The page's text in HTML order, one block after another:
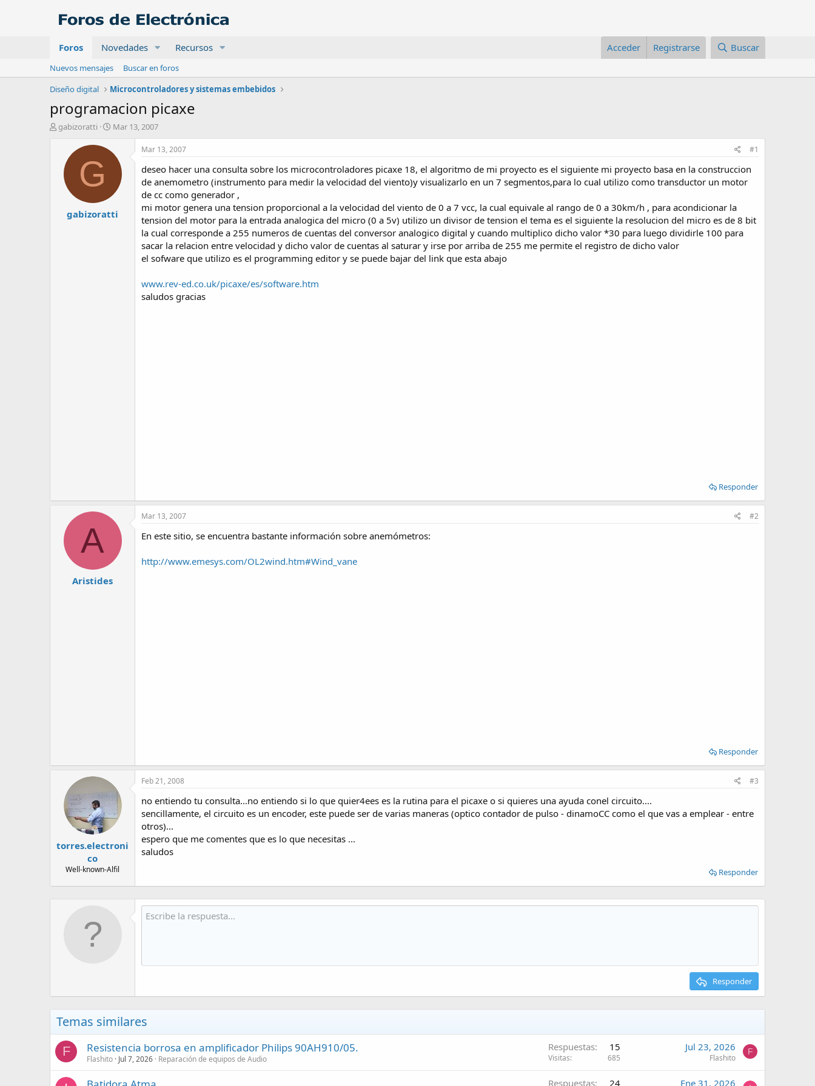
Foros Novedades Recursos Acceder Registrarse Buscar
Nuevos mensajes
Buscar en foros
Diseño digital
Microcontroladores y sistemas embebidos
programacion picaxe
A
gabizoratti
F
h
e
n
Mar 13, 2007
G
gabizoratti
Mar 13, 2007 #1
deseo hacer una consulta sobre los microcontroladores picaxe 18, el algoritmo de mi proyecto es el siguiente mi proyecto basa en la construccion
de anemometro (instrumento para medir la velocidad del viento)y visualizarlo en un 7 segmentos,para lo cual utilizo como transductor un motor
de cc como generador ,
mi motor genera una tension proporcional a la velocidad del viento de 0 a 7 vcc, la cual equivale al rango de 0 a 30km/h , para acondicionar la
tension del motor para la entrada analogica del micro (0 a 5v) utilizo un divisor de tension el tema es el siguiente la resolucion del micro es de 8 bit
la cual corresponde a 255 numeros de cuentas del conversor analogico digital y cuando multiplico dicho valor *30 para luego dividirle 100 para
sacar la relacion entre velocidad y dicho valor de cuentas al saturar y irse por arriba de 255 me permite el registro de dicho valor
el sofware que utilizo es el programming editor y se puede bajar del link que esta abajo
www.rev-ed.co.uk/picaxe/es/software.htm
saludos gracias
Responder
A
Aristides
Mar 13, 2007 #2
En este sitio, se encuentra bastante información sobre anemómetros:
http://www.emesys.com/OL2wind.htm#Wind_vane
Responder
torres.electroni
co
Well-known-Alfil
Feb 21, 2008 #3
no entiendo tu consulta...no entiendo si lo que quier4ees es la rutina para el picaxe o si quieres una ayuda conel circuito....
sencillamente, el circuito es un encoder, este puede ser de varias maneras (optico contador de pulso - dinamoCC como el que vas a emplear - entre
otros)...
espero que me comentes que es lo que necesitas ...
saludos
Responder
Responder
Temas similares
F Resistencia borrosa en amplificador Philips 90AH910/05.
Flashito Jul 7, 2026 Reparación de equipos de Audio
Respuestas 15
Visitas 685
Jul 23, 2026
Flashito
F
Respuestas 24 Ene 31, 2026